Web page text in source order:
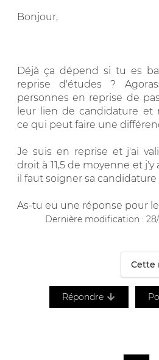
Bonjour,
Déjà ça dépend si tu es
reprise d'études ?
personnes en reprise de
leur lien de candidature et
ce qui peut faire une
Je suis en reprise et j'ai
droit à 11,5 de moyenne et j'y
il faut soigner sa candidature
As-tu eu une réponse pour
Dernière modification :
Cette
Répondre